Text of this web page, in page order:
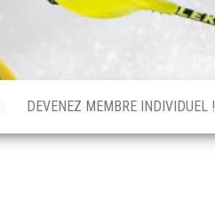
DEVENEZ MEMBRE INDIVIDUEL !